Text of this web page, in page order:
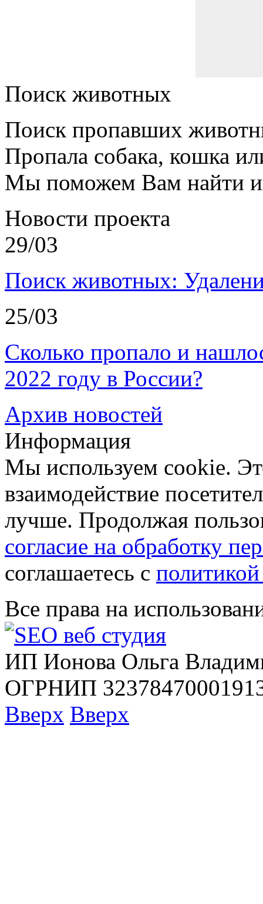
Поиск животных
Поиск пропавших
Пропала собака, кошка
Мы поможем Вам найти
Новости проекта
29/03
Поиск животных:
25/03
Сколько пропало и
2022 году в России?
Архив новостей
Информация
Мы используем cookie.
взаимодействие
лучше. Продолжая
согласие на обработку
соглашаетесь с
Все права на
ИП Ионова Ольга
ОГРНИП
Вверх Вверх